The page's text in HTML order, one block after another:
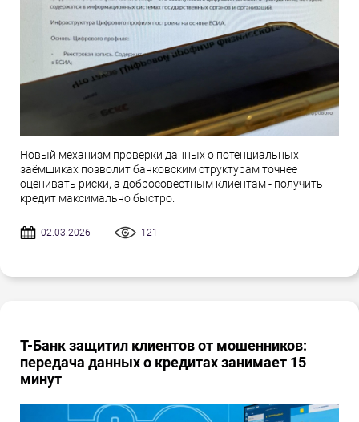
Новый механизм проверки данных о потенциальных
заёмщиках позволит банковским структурам точнее
оценивать риски, а добросовестным клиентам - получить
кредит максимально быстро.
02.03.2026 121
Т-Банк защитил клиентов от мошенников:
передача данных о кредитах занимает 15
минут